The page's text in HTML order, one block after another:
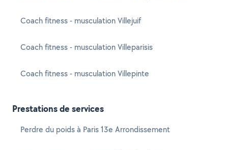
Coach fitness - musculation Villejuif
Coach fitness - musculation Villeparisis
Coach fitness - musculation Villepinte
Prestations de services
Perdre du poids à Paris 13e Arrondissement